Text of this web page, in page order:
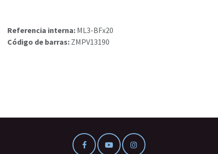
Referencia interna: ML3-BFx20
Código de barras: ZMPV13190